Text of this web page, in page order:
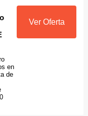
en
de
Ver Oferta